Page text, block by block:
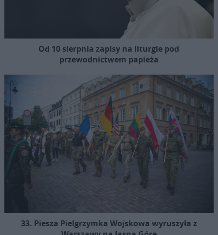
Od 10 sierpnia zapisy na liturgie pod
przewodnictwem papieża
33. Piesza Pielgrzymka Wojskowa wyruszyła z